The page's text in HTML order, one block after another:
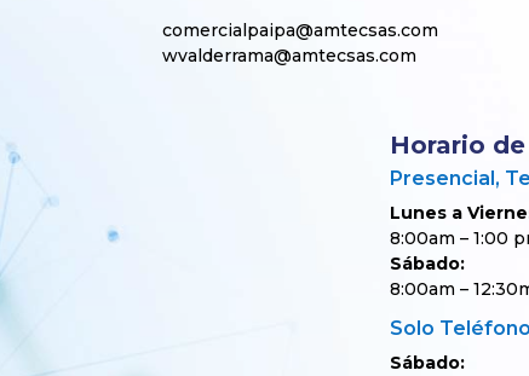
comercialpaipa@amtecsas.com
wvalderrama@amtecsas.com
Horario
Presencial,
Lunes a
8:00am – 1:00
Sábado:
8:00am –
Solo
Sábado: